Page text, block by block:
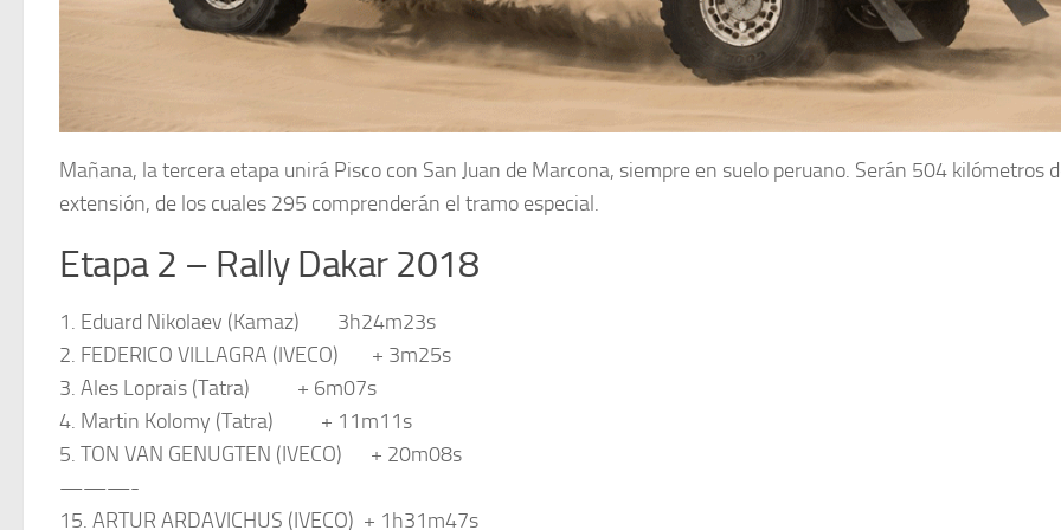
Mañana, la tercera etapa unirá Pisco con San Juan de Marcona, siempre en suelo peruano. Serán 504 kilómetros
extensión, de los cuales 295 comprenderán el tramo especial.
Etapa 2 – Rally Dakar 2018
1. Eduard Nikolaev (Kamaz) 3h24m23s
2. FEDERICO VILLAGRA (IVECO) + 3m25s
3. Ales Loprais (Tatra) + 6m07s
4. Martin Kolomy (Tatra) + 11m11s
5. TON VAN GENUGTEN (IVECO) + 20m08s
———-
15. ARTUR ARDAVICHUS (IVECO) + 1h31m47s